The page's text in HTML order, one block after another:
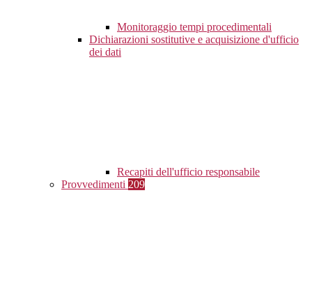
Monitoraggio tempi procedimentali
Dichiarazioni sostitutive e acquisizione d'ufficio
dei dati
Recapiti dell'ufficio responsabile
Provvedimenti 209